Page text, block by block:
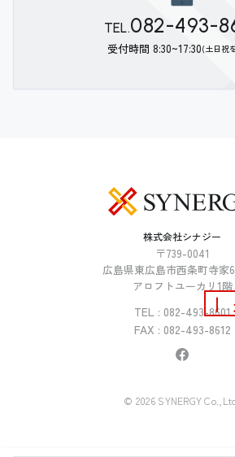
TEL.082-493-
受付時間 8:30~17:30(土日祝
株式会社シナジー
〒739-0041
広島県東広島市西条町寺家
アロフトユーカリ1階
TEL : 082-493-8601
FAX : 082-493-8612
© 2026 SYNERGY
ぐっとレター